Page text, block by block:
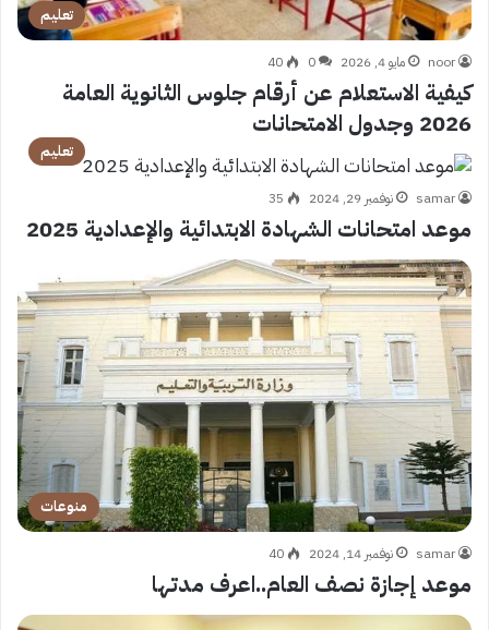
تعليم
noor مايو 4, 2026 0
40
كيفية الاستعلام عن أرقام جلوس الثانوية العامة
2026 وجدول الامتحانات
تعليم
samar نوفمبر 29, 2024 35
موعد امتحانات الشهادة الابتدائية والإعدادية 2025
منوعات
samar نوفمبر 14, 2024 40
موعد إجازة نصف العام..اعرف مدتها